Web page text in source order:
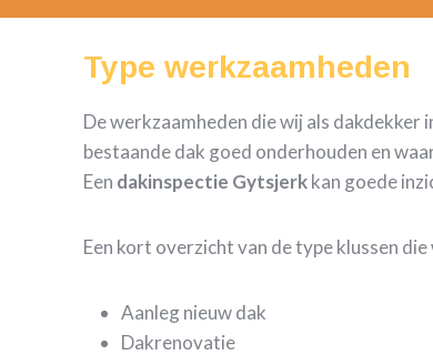
Type werkzaamheden
De werkzaamheden die wij als
bestaande dak goed onderhouden en
Een dakinspectie Gytsjerkkan goede
Een kort overzicht van de type klussen
Aanleg nieuw dak
Dakrenovatie